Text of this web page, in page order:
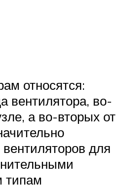
относятся:
вентилятора, во-
а во-вторых от
для
типам